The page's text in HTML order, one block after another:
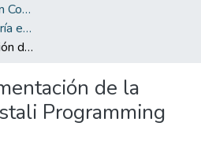
Carrera de Ingeniería en Computación
Bachillerato en Ingeniería en Computación
Diseño e implementación de la herramienta Cristali Programming
de la
Programming